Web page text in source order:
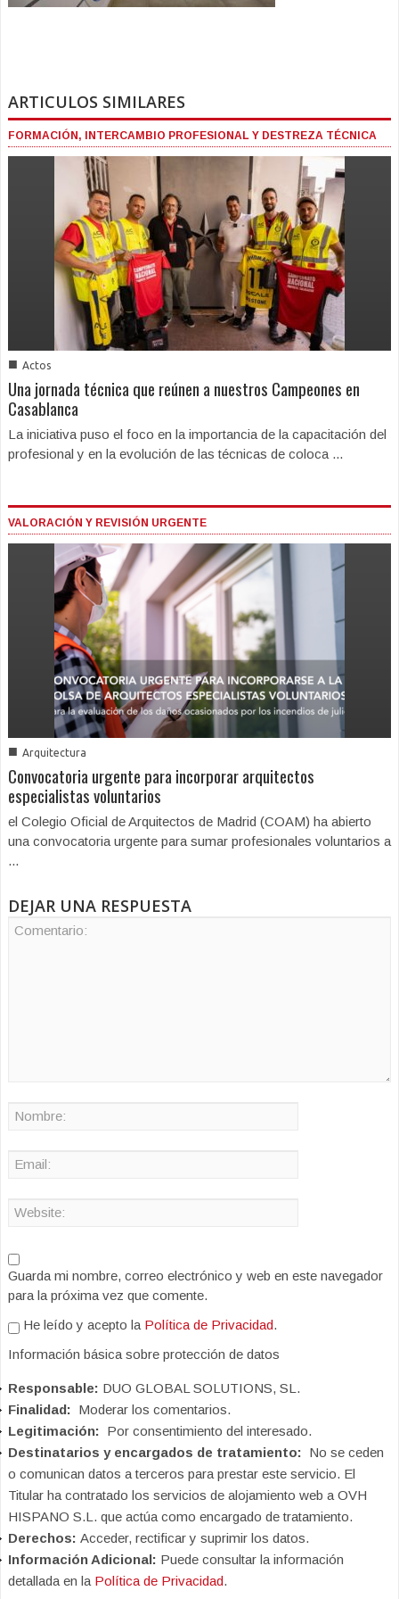
ARTICULOS SIMILARES
FORMACIÓN, INTERCAMBIO PROFESIONAL Y DESTREZA TÉCNICA
■ Actos
Una jornada técnica que reúnen a nuestros Campeones en
Casablanca
La iniciativa puso el foco en la importancia de la capacitación del
profesional y en la evolución de las técnicas de coloca ...
VALORACIÓN Y REVISIÓN URGENTE
■ Arquitectura
Convocatoria urgente para incorporar arquitectos
especialistas voluntarios
el Colegio Oficial de Arquitectos de Madrid (COAM) ha abierto
una convocatoria urgente para sumar profesionales voluntarios a
...
DEJAR UNA RESPUESTA
Guarda mi nombre, correo electrónico y web en este navegador
para la próxima vez que comente.
He leído y acepto la Política de Privacidad.
Información básica sobre protección de datos
Responsable: DUO GLOBAL SOLUTIONS, SL.
Finalidad: Moderar los comentarios.
Legitimación: Por consentimiento del interesado.
Destinatarios y encargados de tratamiento: No se ceden
o comunican datos a terceros para prestar este servicio. El
Titular ha contratado los servicios de alojamiento web a OVH
HISPANO S.L. que actúa como encargado de tratamiento.
Derechos: Acceder, rectificar y suprimir los datos.
Información Adicional: Puede consultar la información
detallada en la Política de Privacidad.